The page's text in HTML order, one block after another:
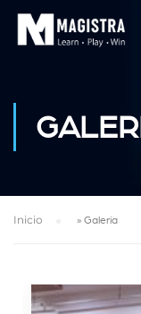
Inicio » Galeria